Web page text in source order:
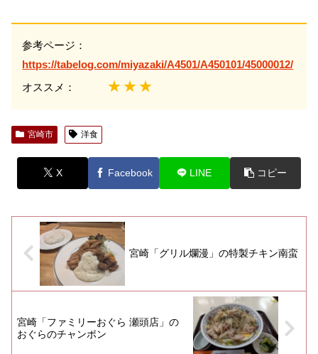
参考ページ：
https://tabelog.com/miyazaki/A4501/A450101/45000012/
オススメ： ★★★
宮崎市 洋食
X Facebook LINE コピー
宮崎「グリル爛漫」の特製チキン南蛮
宮崎「ファミリーおぐら 瀬頭店」の
おぐらのチャンポン